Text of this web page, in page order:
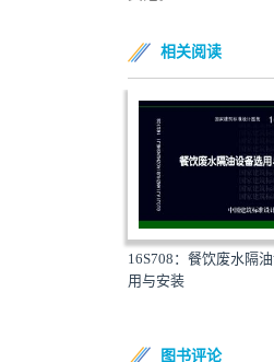
相关阅读
16S708：餐饮废水隔
用与安装
图书评论